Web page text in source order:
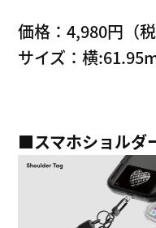
価格：4,980円（税
サイズ：横
■スマホショルダ